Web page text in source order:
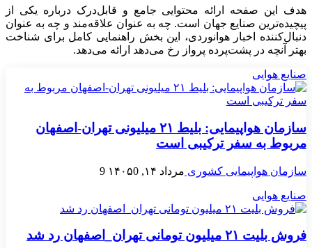
هدف این صفحه ارائه محتوایی جامع و قابل‌درک درباره یکی از
پیچیده‌ترین صنایع جهان است. چه به عنوان علاقه‌مند و چه به عنوان
دنبال‌کننده اخبار هوانوردی، این بخش راهنمایی کامل برای شناخت
بهتر آنچه در پشت‌پرده پرواز رخ می‌دهد ارائه می‌دهد.
صنایع هوایی
سازمان هواپیمایی: بلیط ۲۱ میلیونی تهران-اصفهان
مربوط به سفر ترکیبی است
سازمان هواپیمایی کشوری مرداد ۱۴, ۱۴۰۵ 0
9
صنایع هوایی
فروش بلیت ۲۱ میلیون تومانی تهران_اصفهان رد شد